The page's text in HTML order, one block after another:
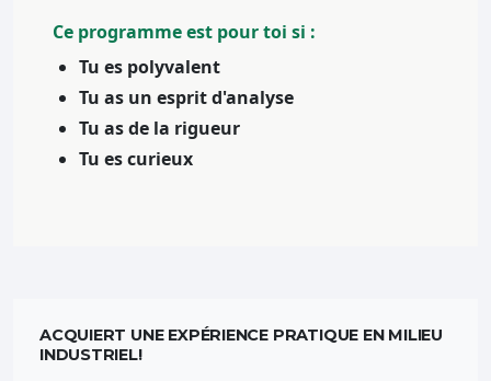
Ce programme est pour toi si :
Tu es polyvalent
Tu as un esprit d'analyse
Tu as de la rigueur
Tu es curieux
ACQUIERT UNE EXPÉRIENCE PRATIQUE EN MILIEU
INDUSTRIEL!